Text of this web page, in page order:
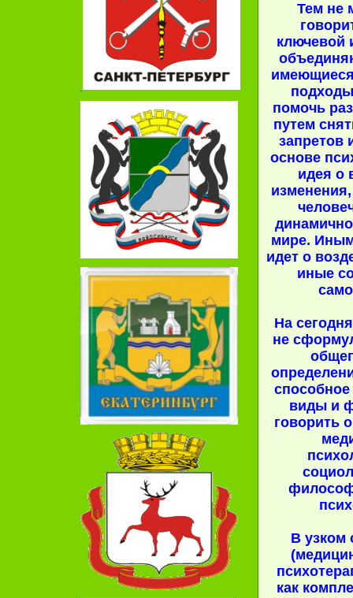
Тем не
ключевой
помочь
путем
запретов
основе
идея о
мире.
идет о
иные
На
не
способное
виды и
говорить
В узком
как